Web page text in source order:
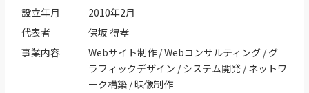
設立年月
2010年2月
代表者
保坂 得孝
事業内容
Webサイト制作 / Webコンサルティング / グ
ラフィックデザイン / システム開発 / ネットワ
ーク構築 / 映像制作